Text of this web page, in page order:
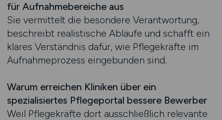
für Aufnahmebereiche aus
Sie vermittelt die besondere Verantwortung,
beschreibt realistische Abläufe und schafft ein
klares Verständnis dafür, wie Pflegekräfte im
Aufnahmeprozess eingebunden sind.
Warum erreichen Kliniken über ein
spezialisiertes Pflegeportal bessere Bewerber
Weil Pflegekräfte dort ausschließlich relevante